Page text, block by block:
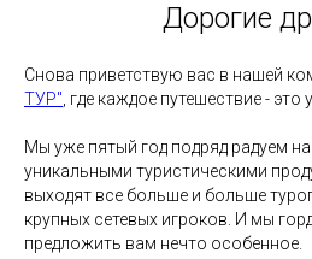
Дорогие
Снова приветствую вас в нашей
ТУР", где каждое путешествие -
Мы уже пятый год подряд радуем
уникальными туристическими
выходят все больше и больше
крупных сетевых игроков. И мы
предложить вам нечто особенное.